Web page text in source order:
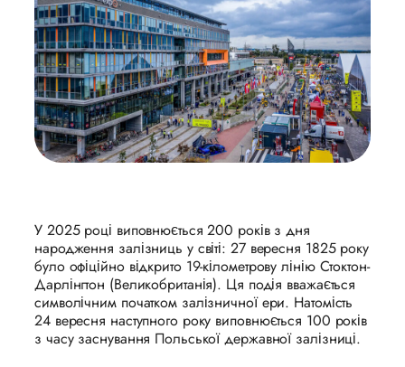
У 2025 році виповнюється 200 років з дня
народження залізниць у світі: 27 вересня 1825 року
було офіційно відкрито 19-кілометрову лінію Стоктон-
Дарлінгтон (Великобританія). Ця подія вважається
символічним початком залізничної ери. Натомість
24 вересня наступного року виповнюється 100 років
з часу заснування Польської державної залізниці.